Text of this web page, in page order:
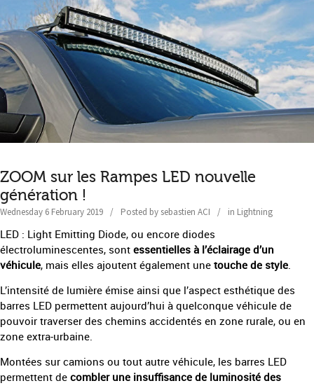
ZOOM sur les Rampes LED nouvelle
génération !
Wednesday 6 February 2019 Posted by sebastien ACI in Lightning
LED : Light Emitting Diode, ou encore diodes
électroluminescentes, sont essentielles à l’éclairage d’un
véhicule, mais elles ajoutent également une touche de style.
L’intensité de lumière émise ainsi que l’aspect esthétique des
barres LED permettent aujourd’hui à quelconque véhicule de
pouvoir traverser des chemins accidentés en zone rurale, ou en
zone extra-urbaine.
Montées sur camions ou tout autre véhicule, les barres LED
permettent de combler une insuffisance de luminosité des